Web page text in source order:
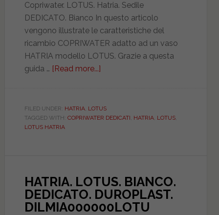
Copriwater. LOTUS. Hatria. Sedile
DEDICATO. Bianco In questo articolo
vengono illustrate le caratteristiche del
ricambio COPRIWATER adatto ad un vaso
HATRIA modello LOTUS. Grazie a questa
guida … [Read more...]
BIANCO.
DEDICATO.
FILED UNDER: HATRIA, LOTUS
TAGGED WITH: COPRIWATER DEDICATI, HATRIA, LOTUS,
LOTUS HATRIA
HATRIA. LOTUS. BIANCO.
DEDICATO. DUROPLAST.
DILMIA000000LOTU